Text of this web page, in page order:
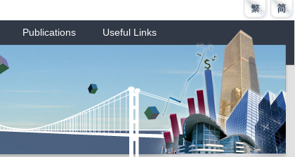
Publications Useful Links